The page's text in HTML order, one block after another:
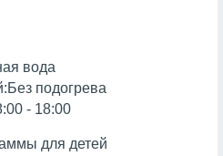
вода
подогрева
- 18:00
для детей